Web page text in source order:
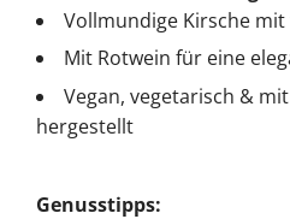
Vollmundige Kirsche
Mit Rotwein für eine
Vegan, vegetarisch &
hergestellt
Genusstipps: